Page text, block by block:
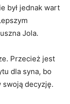
był jednak wart
Jola.
Przecież jest
dla syna, bo
swoją decyzję.